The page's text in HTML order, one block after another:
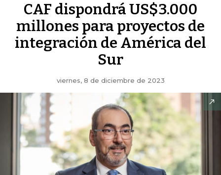
CAF dispondrá US$3.000
millones para proyectos de
integración de América del
Sur
viernes, 8 de diciembre de 2023